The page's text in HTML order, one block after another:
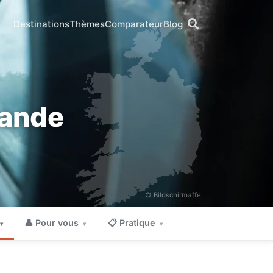
DestinationsThèmesComparateurBlog
© Bildschirmaffe
▾ 👤 Pour vous ▾ 📋 Pratique ▾